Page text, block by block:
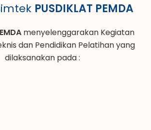
PUSDIKLAT PEMDA
menyelenggarakan Kegiatan
dan Pendidikan Pelatihan yang
dilaksanakan pada :